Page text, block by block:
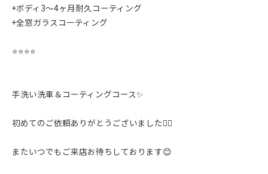
+ボディ3〜4ヶ月耐久コーティング
+全窓ガラスコーティング
⭐️⭐️⭐️⭐️
手洗い洗車＆コーティングコース✨️
初めてのご依頼ありがとうございました🙇‍♂️
またいつでもご来店お待ちしております😊